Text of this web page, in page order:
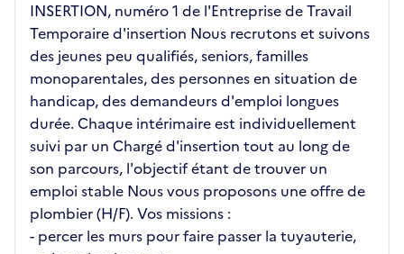
INSERTION, numéro 1 de l'Entreprise de Travail
Temporaire d'insertion Nous recrutons et suivons
des jeunes peu qualifiés, seniors, familles
monoparentales, des personnes en situation de
handicap, des demandeurs d'emploi longues
durée. Chaque intérimaire est individuellement
suivi par un Chargé d'insertion tout au long de
son parcours, l'objectif étant de trouver un
emploi stable Nous vous proposons une offre de
plombier (H/F). Vos missions :
- percer les murs pour faire passer la tuyauterie,